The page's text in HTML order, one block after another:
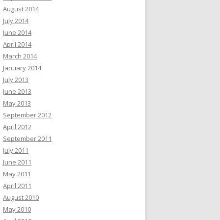
August 2014
July 2014
June 2014
April 2014
March 2014
January 2014
July 2013
June 2013
May 2013
September 2012
April 2012
September 2011
July 2011
June 2011
May 2011
April 2011
August 2010
May 2010